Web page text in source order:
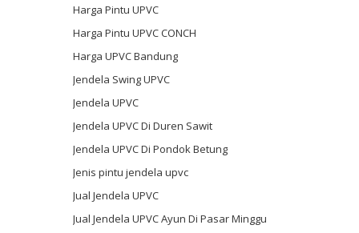
Harga Pintu UPVC
Harga Pintu UPVC CONCH
Harga UPVC Bandung
Jendela Swing UPVC
Jendela UPVC
Jendela UPVC Di Duren Sawit
Jendela UPVC Di Pondok Betung
Jenis pintu jendela upvc
Jual Jendela UPVC
Jual Jendela UPVC Ayun Di Pasar Minggu